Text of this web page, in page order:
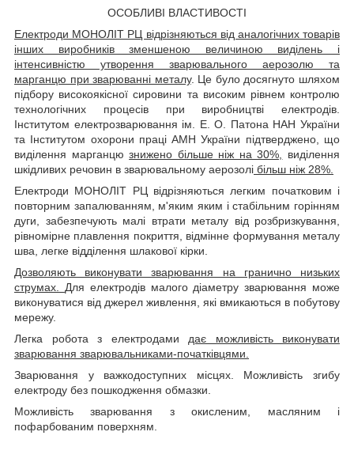
ОСОБЛИВІ ВЛАСТИВОСТІ
Електроди МОНОЛІТ РЦ відрізняються від аналогічних товарів
інших виробників зменшеною величиною виділень і
інтенсивністю утворення зварювального аерозолю та
марганцю при зварюванні металу. Це було досягнуто шляхом
підбору високоякісної сировини та високим рівнем контролю
технологічних процесів при виробництві електродів.
Інститутом електрозварювання ім. Е. О. Патона НАН України
та Інститутом охорони праці АМН України підтверджено, що
виділення марганцюзнижено більше ніж на 30%,
виділення
шкідливих речовин в зварювальному аерозолі більш ніж 28%.
Електроди МОНОЛІТ РЦ відрізняються легким початковим і
повторним запалюванням, м'яким яким і стабільним горінням
дуги, забезпечують малі втрати металу від розбризкування,
рівномірне плавлення покриття, відмінне формування металу
шва, легке відділення шлакової кірки.
Дозволяють виконувати зварювання на гранично низьких
струмах. Для електродів малого діаметру зварювання може
виконуватися від джерел живлення, які вмикаються в побутову
мережу.
Легка робота з електродами дає можливість виконувати
зварювання зварювальниками-початківцями.
Зварювання у важкодоступних місцях. Можливість згибу
електроду без пошкодження обмазки.
Можливість зварювання з окисленим, масляним і
пофарбованим поверхням.